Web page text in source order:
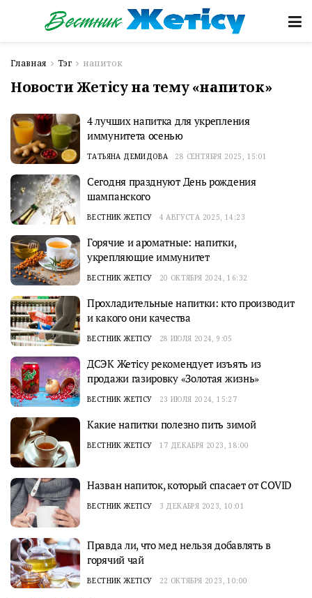
Главная Тэг напиток
Новости Жетісу на тему «напиток»
4 лучших напитка для укрепления
иммунитета осенью
ТАТЬЯНА ДЕМИДОВА 28 СЕНТЯБРЯ 2025, 15:01
Сегодня празднуют День рождения
шампанского
ВЕСТНИК ЖЕТІСУ 4 АВГУСТА 2025, 14:23
Горячие и ароматные: напитки,
укрепляющие иммунитет
ВЕСТНИК ЖЕТІСУ 20 ОКТЯБРЯ 2024, 16:32
Прохладительные напитки: кто производит
и какого они качества
ВЕСТНИК ЖЕТІСУ 28 ИЮЛЯ 2024, 9:05
ДСЭК Жетісу рекомендует изъять из
продажи газировку «Золотая жизнь»
ВЕСТНИК ЖЕТІСУ 23 ИЮЛЯ 2024, 15:27
Какие напитки полезно пить зимой
ВЕСТНИК ЖЕТІСУ 17 ДЕКАБРЯ 2023, 18:00
Назван напиток, который спасает от COVID
ВЕСТНИК ЖЕТІСУ 3 ДЕКАБРЯ 2023, 10:01
Правда ли, что мед нельзя добавлять в
горячий чай
ВЕСТНИК ЖЕТІСУ 22 ОКТЯБРЯ 2023, 10:00